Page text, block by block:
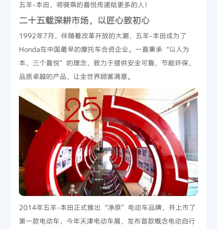
五羊-本田，将骑乘的喜悦传递给更多的人！
二十五载深耕市场，以匠心致初心
1992年7月，伴随着改革开放的大潮，五羊-本田成为了
Honda在中国最早的摩托车合资企业。一直秉承“以人为
本、三个喜悦”的理念，致力于提供安全可靠、节能环保、
品质卓越的产品，让全世界顾客满意。
2014年五羊-本田正式推出“净原”电动车品牌，并上市了
第一款电动车，今年天津电动车展，发布首款概念电动自行